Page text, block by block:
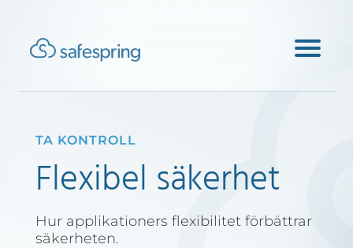
TA KONTROLL
Flexibel säkerhet
Hur applikationers flexibilitet förbättrar
säkerheten.